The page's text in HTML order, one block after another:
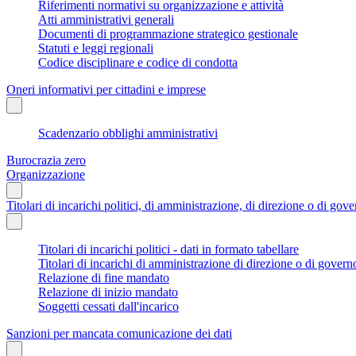
Riferimenti normativi su organizzazione e attività
Atti amministrativi generali
Documenti di programmazione strategico gestionale
Statuti e leggi regionali
Codice disciplinare e codice di condotta
Oneri informativi per cittadini e imprese
Scadenzario obblighi amministrativi
Burocrazia zero
Organizzazione
Titolari di incarichi politici, di amministrazione, di direzione o di
Titolari di incarichi politici - dati in formato tabellare
Titolari di incarichi di amministrazione di direzione o di
Relazione di fine mandato
Relazione di inizio mandato
Soggetti cessati dall'incarico
Sanzioni per mancata comunicazione dei dati